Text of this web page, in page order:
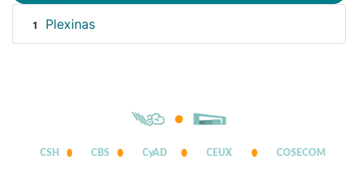
1 Plexinas
CSH CBS CyAD CEUX COSECOM